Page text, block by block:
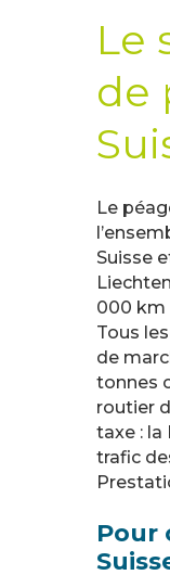
Le
de
Le
Suisse
000 km
Tous
de
tonnes
routier
taxe : la
trafic
Pour